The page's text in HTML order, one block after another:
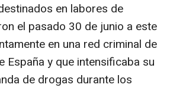
en labores de
el pasado 30 de junio a este
en una red criminal de
y que intensificaba su
de drogas durante los